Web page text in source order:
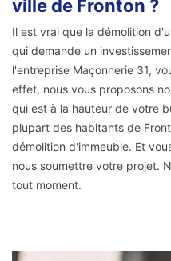
ville de Fronton ?
Il est vrai que la démolition
qui demande un
l'entreprise Maçonnerie 31,
effet, nous vous proposons
qui est à la hauteur de votre
plupart des habitants de
démolition d'immeuble. Et
nous soumettre votre projet.
tout moment.